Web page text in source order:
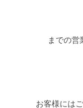
までの営
お客様には